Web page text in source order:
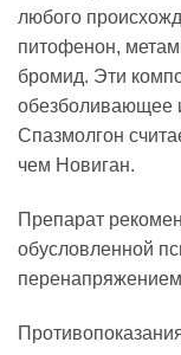
любого
питофенон,
бромид. Эти
обезболивающее
Спазмолгон
чем Новиган.
Препарат
обусловленной